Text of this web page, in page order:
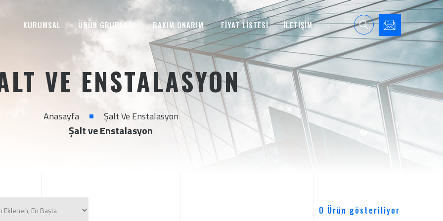
KURUMSAL ÜRÜN GRUPLARI BAKIM ONARIM FİYAT LİSTESİ İLETİŞİM
VE ENSTALASYON
Anasayfa Şalt Ve Enstalasyon
Şalt ve Enstalasyon
0 Ürün gösteriliyor